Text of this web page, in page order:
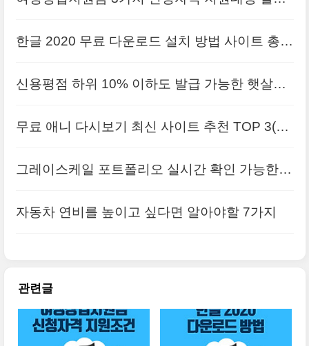
한글 2020 무료 다운로드 설치 방법 사이트 총정
신용평점 하위 10% 이하도 발급 가능한 햇살론
무료 애니 다시보기 최신 사이트 추천 TOP 3(v.2
그레이스케일 포트폴리오 실시간 확인 가능한
자동차 연비를 높이고 싶다면 알아야할 7가지
관련글